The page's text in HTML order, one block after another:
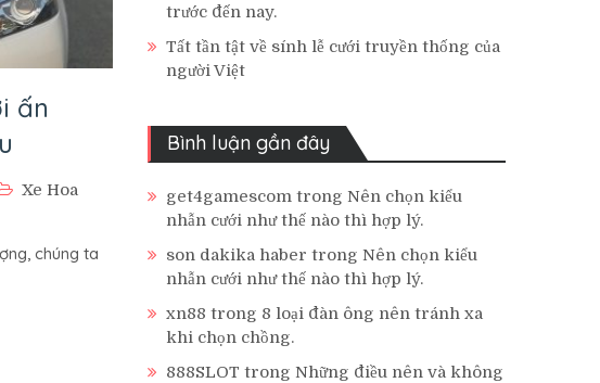
ấn
Xe Hoa
chúng ta
trước đến nay.
Tất tần tật về sính lễ cưới truyền thống của
người Việt
Bình luận gần đây
get4gamescom trong Nên chọn kiểu
nhẫn cưới như thế nào thì hợp lý.
son dakika haber trong Nên chọn kiểu
nhẫn cưới như thế nào thì hợp lý.
xn88 trong 8 loại đàn ông nên tránh xa
khi chọn chồng.
888SLOT trong Những điều nên và không